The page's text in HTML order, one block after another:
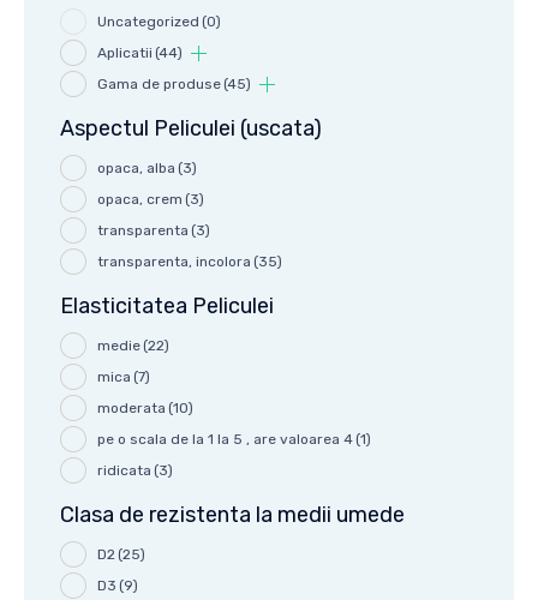
Uncategorized (0)
Aplicatii (44)
Gama de produse(45)
Aspectul Peliculei (uscata)
opaca, alba (3)
opaca, crem (3)
transparenta (3)
transparenta, incolora (35)
Elasticitatea Peliculei
medie(22)
mica (7)
moderata (10)
pe o scala de la 1 la 5 , are valoarea 4(1)
ridicata (3)
Clasa de rezistenta la medii umede
D2(25)
D3 (9)